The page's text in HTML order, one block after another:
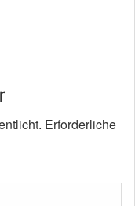
Erforderliche